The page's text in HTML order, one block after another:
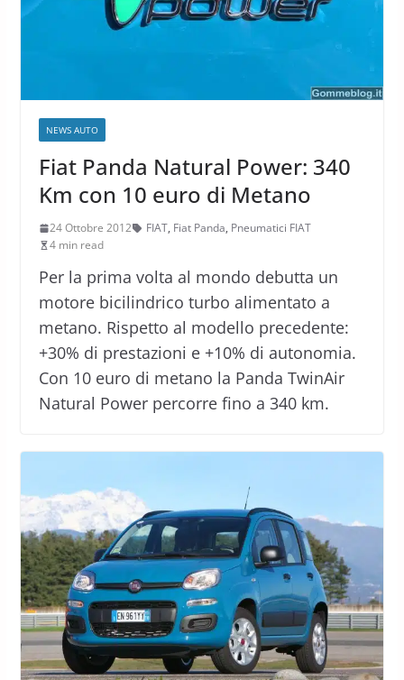
NEWS AUTO
Fiat Panda Natural Power: 340
Km con 10 euro di Metano
24 Ottobre 2012 FIAT, Fiat Panda, Pneumatici FIAT
4 min read
Per la prima volta al mondo debutta un
motore bicilindrico turbo alimentato a
metano. Rispetto al modello precedente:
+30% di prestazioni e +10% di autonomia.
Con 10 euro di metano la Panda TwinAir
Natural Power percorre fino a 340 km.